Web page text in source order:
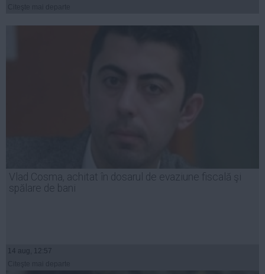
Vlad Cosma, achitat în dosarul de evaziune fiscală şi
spălare de bani
14 aug, 12:57